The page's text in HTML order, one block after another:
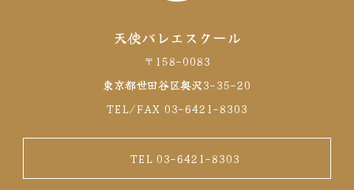
天使バレエスクール
〒158-0083
東京都世田谷区奥沢3-35-20
TEL/FAX 03-6421-8303
TEL 03-6421-8303